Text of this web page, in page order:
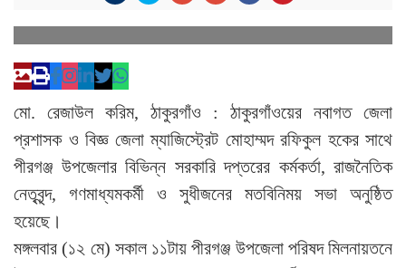
মো. রেজাউল করিম, ঠাকুরগাঁও : ঠাকুরগাঁওয়ের নবাগত জেলা
প্রশাসক ও বিজ্ঞ জেলা ম্যাজিস্ট্রেট মোহাম্মদ রফিকুল হকের সাথে
পীরগঞ্জ উপজেলার বিভিন্ন সরকারি দপ্তরের কর্মকর্তা, রাজনৈতিক
নেতৃবৃন্দ, গণমাধ্যমকর্মী ও সুধীজনের মতবিনিময় সভা অনুষ্ঠিত
হয়েছে।
মঙ্গলবার (১২ মে) সকাল ১১টায় পীরগঞ্জ উপজেলা পরিষদ মিলনায়তনে